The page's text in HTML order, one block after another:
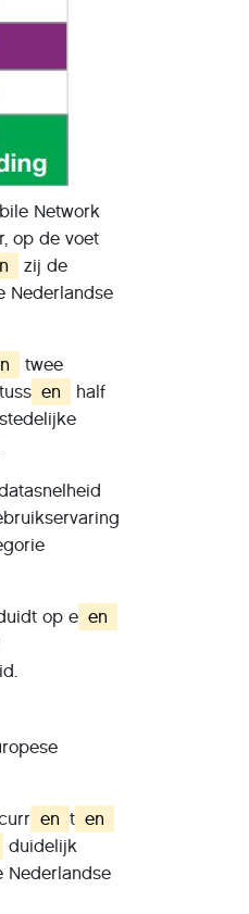
Network
op de voet
zij de
Nederlandse
twee
en
half
op e en
en t en
duidelijk
Nederlandse